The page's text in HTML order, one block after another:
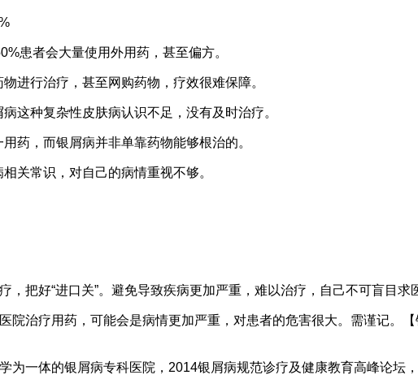
患者会大量使用外用药，甚至偏方。
进行治疗，甚至网购药物，疗效很难保障。
这种复杂性皮肤病认识不足，没有及时治疗。
药，而银屑病并非单靠药物能够根治的。
关常识，对自己的病情重视不够。
，把好“进口关”。避免导致疾病更加严重，难以治疗，自己不可盲目求
院治疗用药，可能会是病情更加严重，对患者的危害很大。需谨记。
一体的银屑病专科医院，2014银屑病规范诊疗及健康教育高峰论坛